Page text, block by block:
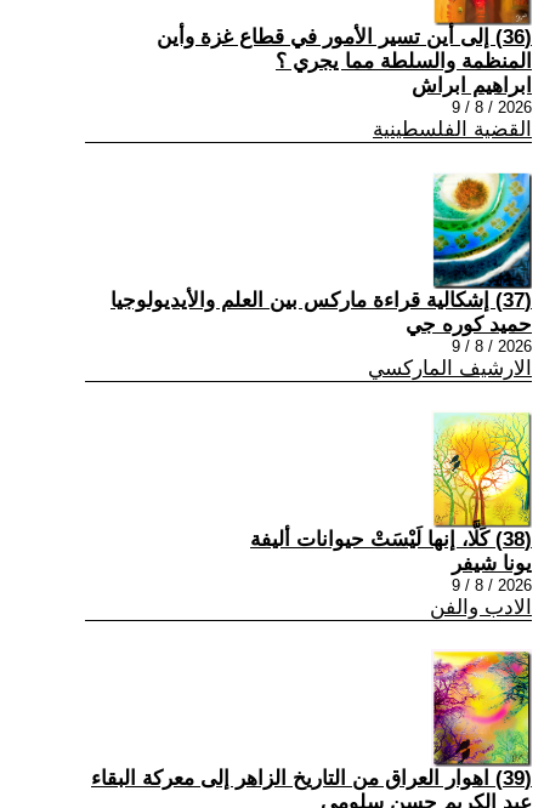
(36) إلى أين تسير الأمور في قطاع غزة وأين
المنظمة والسلطة مما يجري ؟
ابراهيم ابراش
2026 / 8 / 9
القضية الفلسطينية
(37) إشكالية قراءة ماركس بين العلم والأيديولوجيا
حميد كوره جي
2026 / 8 / 9
الارشيف الماركسي
(38) كَلَّا، إنها لَيْسَتْ حيوانات أليفة
يونا شيفر
2026 / 8 / 9
الادب والفن
(39) اهوار العراق من التاريخ الزاهر إلى معركة البقاء
عبد الكريم حسن سلومي